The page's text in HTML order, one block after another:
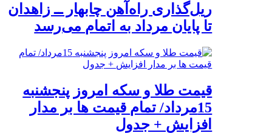
ریل‌گذاری راه‌آهن چابهار ــ زاهدان
تا پایان مرداد به اتمام می‌رسد
قیمت طلا و سکه امروز پنجشنبه
15مرداد/ تمام قیمت ها بر مدار
افزایش + جدول